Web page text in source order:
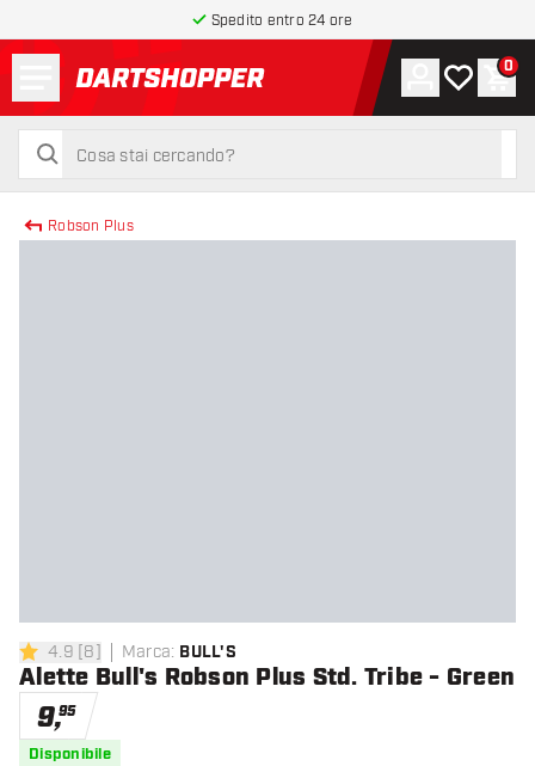
Spedito entro 24 ore
torna alla home page
cerca
cerca
Account
La mia0
Robson Plus
4.9 stelle di valutazione
4.9 [8] Marca: BULL'S
Alette Bull's Robson Plus Std. Tribe - Green
9,95
Disponibile